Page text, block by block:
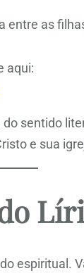
entre as
aqui:
sentido
e sua
espiritual.